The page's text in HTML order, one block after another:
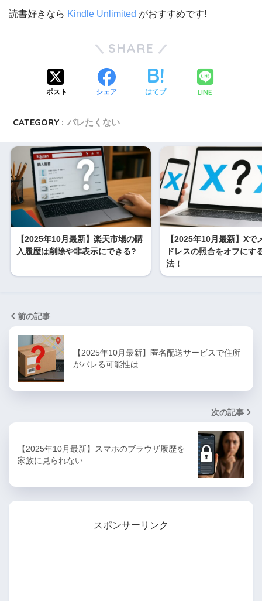
読書好きなら Kindle Unlimited がおすすめです!
SHARE
ポスト シェア はてブ LINE
CATEGORY : バレたくない
【2025年10月最新】楽天市場の購
入履歴は削除や非表示にできる?
【2025年10月最新】Xで
ドレスの照合をオフにす
法！
前の記事
【2025年10月最新】匿名配送サービスで住所
がバレる可能性は…
次の記事
【2025年10月最新】スマホのブラウザ履歴を
家族に見られない…
スポンサーリンク